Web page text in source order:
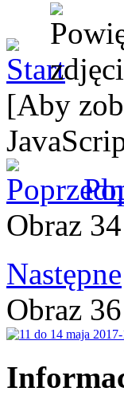
[Aby
Obraz
Następne
Obraz